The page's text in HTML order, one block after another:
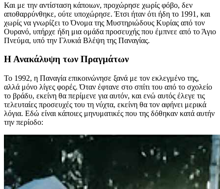
Και με την αντίσταση κάποιων, προχώρησε χωρίς φόβο, δεν
αποθαρρύνθηκε, ούτε υποχώρησε. Έτσι ήταν ότι ήδη το 1991, και
χωρίς να γνωρίζει το Όνομα της Μυστηριώδους Κυρίας από τον
Ουρανό, υπήρχε ήδη μια ομάδα προσευχής που έμπνεε από το Άγιο
Πνεύμα, υπό την Γλυκιά Βλέψη της Παναγίας.
Η Ανακάλυψη των Πραγμάτων
Το 1992, η Παναγία επικοινώνησε ξανά με τον εκλεγμένο της,
αλλά μόνο λίγες φορές. Όταν έφτανε στο σπίτι του από το σχολείο
το βράδυ, εκείνη θα περίμενε για αυτόν, και ενώ αυτός έλεγε τις
τελευταίες προσευχές του τη νύχτα, εκείνη θα τον αφήνει μερικά
λόγια. Εδώ είναι κάποιες μηνυματικές που της δόθηκαν κατά αυτήν
την περίοδο: